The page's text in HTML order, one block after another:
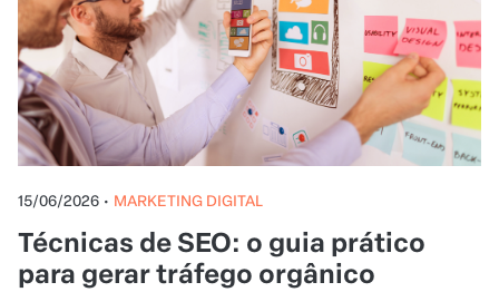
15/06/2026 • MARKETING DIGITAL
Técnicas de SEO: o guia prático
para gerar tráfego orgânico